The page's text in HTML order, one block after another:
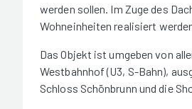
werden sollen. Im Zuge des
Wohneinheiten realisiert
Das Objekt ist umgeben von
Westbahnhof (U3, S-Bahn),
Schloss Schönbrunn und die